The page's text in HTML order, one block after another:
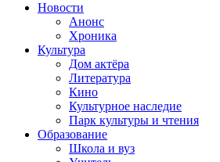
Новости
Анонс
Хроника
Культура
Дом актёра
Литература
Кино
Культурное наследие
Парк культуры и чтения
Образование
Школа и вуз